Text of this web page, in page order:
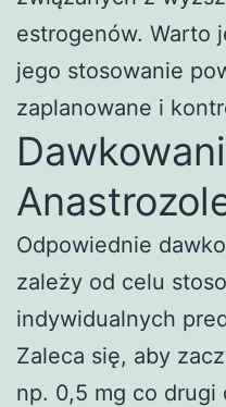
estrogenów. Warto
jego stosowanie
zaplanowane i
Odpowiednie
zależy od celu
indywidualnych
Zaleca się, aby
np. 0,5 mg co